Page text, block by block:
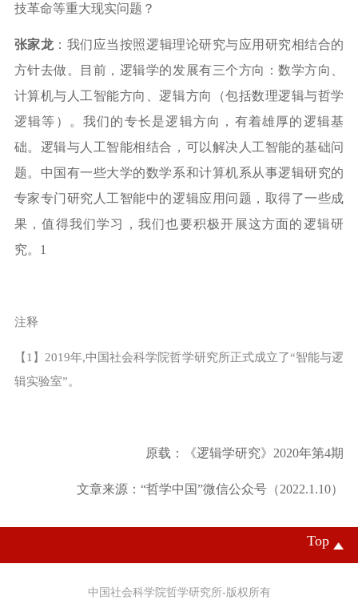
技革命等重大现实问题？
张家龙：我们应当按照逻辑理论研究与应用研究相结合的
方针去做。目前，逻辑学的发展有三个方向：数学方向、
计算机与人工智能方向、逻辑方向（包括数理逻辑与哲学
逻辑等）。我们的专长是逻辑方向，有着雄厚的逻辑基
础。逻辑与人工智能相结合，可以解决人工智能的基础问
题。中国有一些大学的数学系和计算机系从事逻辑研究的
专家专门研究人工智能中的逻辑应用问题，取得了一些成
果，值得我们学习，我们也要积极开展这方面的逻辑研
究。 1
注释
【1 】 2019年,中国社会科学院哲学研究所正式成立了“智能与逻
辑实验室”。
原载：《逻辑学研究》 2020年第4期
文章来源：“哲学中国”微信公众号（2022.1.10）
Top
中国社会科学院哲学研究所-版权所有